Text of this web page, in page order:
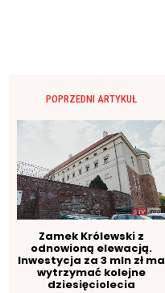
POPRZEDNI ARTYKUŁ
Zamek Królewski z
odnowioną elewacją.
Inwestycja za 3 mln zł ma
wytrzymać kolejne
dziesięciolecia